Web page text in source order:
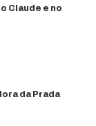
Claude e no
da Prada